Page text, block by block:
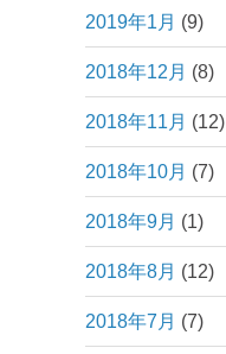
2019年1月 (9)
2018年12月 (8)
2018年11月 (12)
2018年10月 (7)
2018年9月 (1)
2018年8月 (12)
2018年7月 (7)